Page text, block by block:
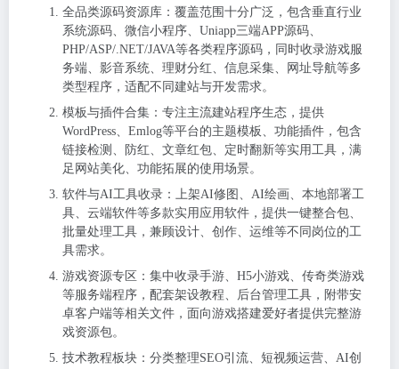
全品类源码资源库：覆盖范围十分广泛，包含垂直行业
系统源码、微信小程序、Uniapp三端APP源码、
PHP/ASP/.NET/JAVA等各类程序源码，同时收录游戏服
务端、影音系统、理财分红、信息采集、网址导航等多
类型程序，适配不同建站与开发需求。
模板与插件合集：专注主流建站程序生态，提供
WordPress、Emlog等平台的主题模板、功能插件，包含
链接检测、防红、文章红包、定时翻新等实用工具，满
足网站美化、功能拓展的使用场景。
软件与AI工具收录：上架AI修图、AI绘画、本地部署工
具、云端软件等多款实用应用软件，提供一键整合包、
批量处理工具，兼顾设计、创作、运维等不同岗位的工
具需求。
游戏资源专区：集中收录手游、H5小游戏、传奇类游戏
等服务端程序，配套架设教程、后台管理工具，附带安
卓客户端等相关文件，面向游戏搭建爱好者提供完整游
戏资源包。
技术教程板块：分类整理SEO引流、短视频运营、AI创